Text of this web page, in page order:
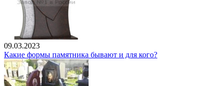
09.03.2023
Какие формы памятника бывают и для кого?